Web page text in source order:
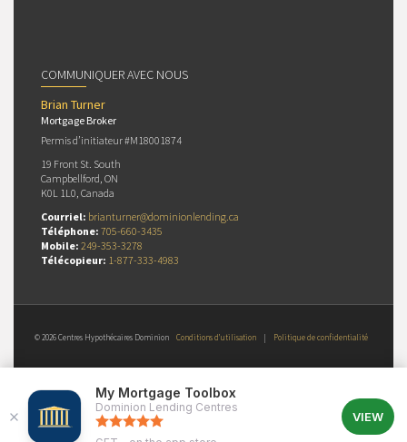
COMMUNIQUER AVEC NOUS
Brian Turner
Mortgage Broker
Permis d’initiateur #M18001874
19 Front St. South
Campbellford, ON
K0L 1L0, Canada
Courriel: brianturner@dominionlending.ca
Téléphone: 705-660-3435
Mobile: 249-353-3278
Télécopieur: 1-877-333-4983
© 2026 Centres Hypothécaires Dominion Conditions d’utilisation | Politique de confidentialité
My Mortgage Toolbox
Dominion Lending Centres
VIEW